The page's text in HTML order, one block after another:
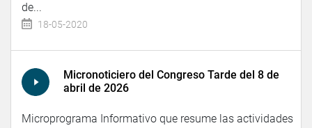
de...
18-05-2020
Micronoticiero del Congreso Tarde del 8 de
abril de 2026
Microprograma Informativo que resume las actividades